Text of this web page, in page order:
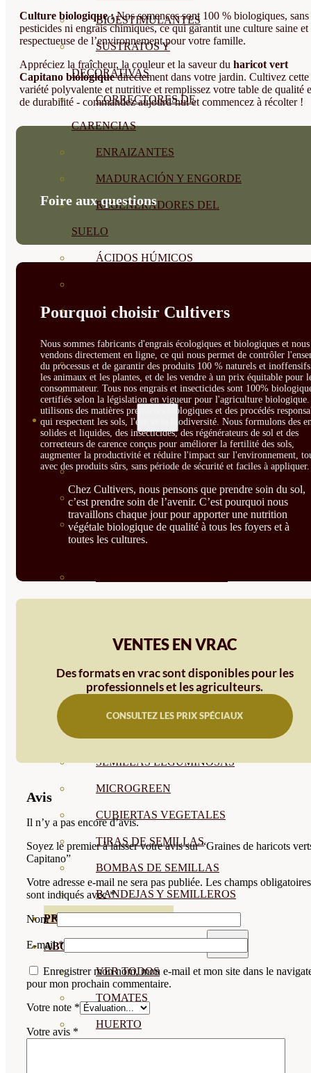
BIOESTIMULANTES
SUSTRATOS Y
DECORATIVAS
CORRECTORES DE
CARENCIAS
ENRAIZANTES
MADURACIÓN Y ENGORDE
REGENERADORES DEL
SUELO
ÁCIDOS HÚMICOS
PROTECCIÓN CULTIVOS Y
PLANTAS INTERIOR
GROWPUNCH
SEMILLAS
VER TODAS
BIODINÁMICAS DEMETER
HORTALIZA FRUTO
SEMILLAS HORTALIZA DE
SEMILLAS TRADICIONALES
SEMILLAS LEGUMINOSAS
MICROGREEN
CUBIERTAS VEGETALES
TIRAS DE SEMILLAS
BOMBAS DE SEMILLAS
BANDEJAS Y SEMILLEROS
PROFESIONALES
ABONOS POR CULTIVO
VER TODOS
TOMATES
HUERTO
Culture biologique :Nos semences sont 100 % biologiques, sans
pesticides ni engrais chimiques, ce qui garantit une culture saine et
respectueuse de l’environnement pour votre famille.
Appréciez la fraîcheur, la couleur et la saveur du haricot vert
Capitano biologiquedirectement dans votre jardin. Cultivez cette
variété polyvalente et nutritive et remplissez votre table de qualité
de durabilité - commandez aujourd’hui et commencez à récolter !
Foire aux questions
Pourquoi choisir Cultivers
Nous sommes fabricants d'engrais écologiques et biologiques et nous
vendons directement en ligne, ce qui nous permet de contrôler
du processus et de garantir des produits 100 % naturels et
les animaux et les plantes, et de les vendre à un prix équitable pour
consommateur. Tous nos engrais et insecticides sont 100%
certifiés selon la législation en vigueur pour l'agriculture biologique.
utilisons des matières premières biologiques et des procédés
qui respectent les sols, l'eau et la biodiversité. Nous formulons des
solides et liquides, des insecticides, des régénérateurs de sol et des
correcteurs de carence conçus pour améliorer la fertilité des sols,
augmenter la productivité et réduire l'impact sur l'environnement,
avec des produits sûrs, sans période de sécurité et faciles à appliquer.
Chez Cultivers, nous pensons que prendre soin du sol,
c’est prendre soin de l’avenir. C’est pourquoi nous
travaillons chaque jour pour apporter une nutrition
végétale biologique de qualité à tous les foyers et à
toutes les cultures.
VENTES EN VRAC
Des formats en vrac sont disponibles pour les
professionnels et les agriculteurs.
CONSULTEZ LES PRIX SPÉCIAUX
Avis
Il n’y a pas encore d’avis.
Soyez le premier à laisser votre avis sur “Graines de haricots
Capitano”
Votre adresse e-mail ne sera pas publiée. Les champs obligatoires
sont indiqués avec*
Nom*
E-mail*
Enregistrer mon nom, mon e-mail et mon site dans le
pour mon prochain commentaire.
Votre note *
Votre avis *